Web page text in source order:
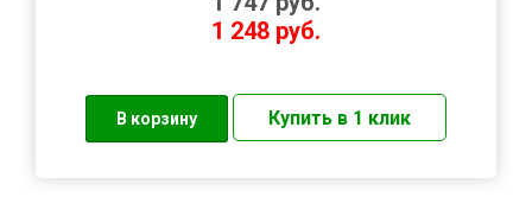
1 248 руб.